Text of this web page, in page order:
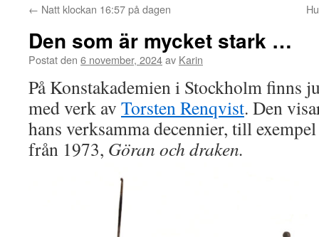
← Natt klockan 16:57 på dagen
Den som är mycket stark …
Postat den 6 november, 2024av Karin
På Konstakademien i Stockholm finns
med verk av Torsten Renqvist. Den
hans verksamma decennier, till
från 1973, Göran och draken.